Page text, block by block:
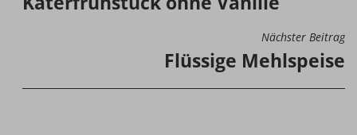
Nächster Beitrag
Flüssige Mehlspeise